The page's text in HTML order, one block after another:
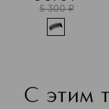
5 300 ¤
С этим